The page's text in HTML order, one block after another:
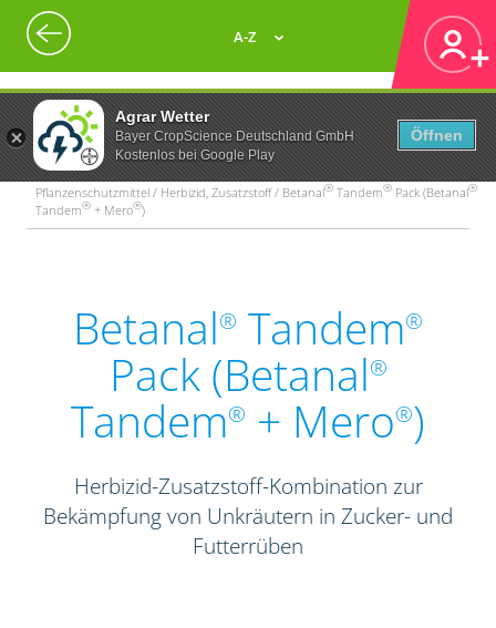
Agrar Wetter
Bayer CropScience Deutschland GmbH
Kostenlos bei Google Play
Öffnen
A-Z
Pflanzenschutzmittel / Herbizid, Zusatzstoff / Betanal® Tandem® Pack (Betanal®
Tandem® + Mero®)
Betanal® Tandem®
Pack (Betanal®
Tandem® + Mero®)
Herbizid-Zusatzstoff-Kombination zur
Bekämpfung von Unkräutern in Zucker- und
Futterrüben